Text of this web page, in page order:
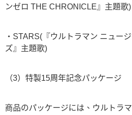
ンゼロ THE CHRONICLE』主題歌)
・STARS(『ウルトラマン ニュー
ズ』主題歌)
（3）特製15周年記念パッケージ
商品のパッケージには、ウルトラ